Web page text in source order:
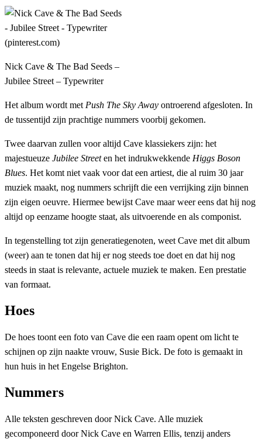
Nick Cave & The Bad Seeds –
Jubilee Street – Typewriter
Het album wordt met Push The Sky Away ontroerend afgesloten. In
de tussentijd zijn prachtige nummers voorbij gekomen.
Twee daarvan zullen voor altijd Cave klassiekers zijn: het
majestueuze Jubilee Streeten het indrukwekkende Higgs Boson
Blues. Het komt niet vaak voor dat een artiest, die al ruim 30 jaar
muziek maakt, nog nummers schrijft die een verrijking zijn binnen
zijn eigen oeuvre. Hiermee bewijst Cave maar weer eens dat hij nog
altijd op eenzame hoogte staat, als uitvoerende en als componist.
In tegenstelling tot zijn generatiegenoten, weet Cave met dit album
(weer) aan te tonen dat hij er nog steeds toe doet en dat hij nog
steeds in staat is relevante, actuele muziek te maken. Een prestatie
van formaat.
Hoes
De hoes toont een foto van Cave die een raam opent om licht te
schijnen op zijn naakte vrouw, Susie Bick. De foto is gemaakt in
hun huis in het Engelse Brighton.
Nummers
Alle teksten geschreven door Nick Cave. Alle muziek
gecomponeerd door Nick Cave en Warren Ellis, tenzij anders